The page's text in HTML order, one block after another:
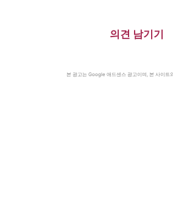
의견 남기기
본 광고는 Google 애드센스 광고이며, 본 사이트